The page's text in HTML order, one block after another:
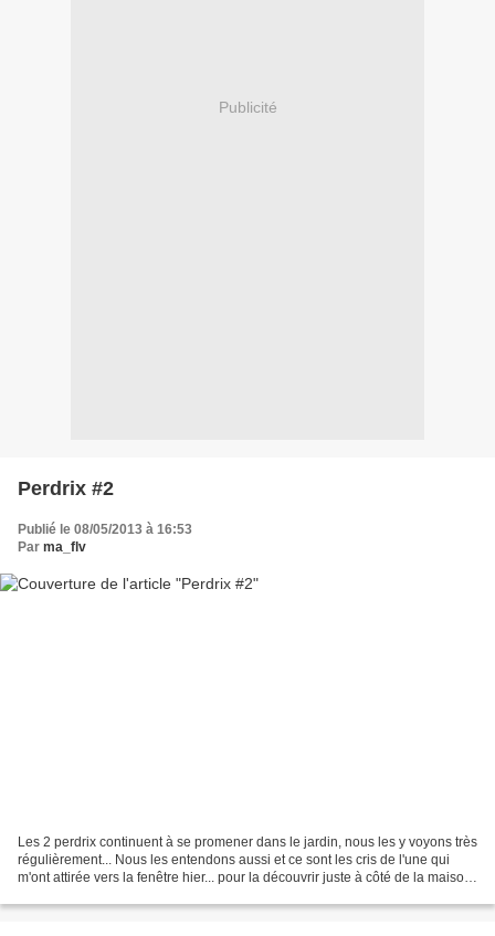
Publicité
Perdrix #2
Publié le 08/05/2013 à 16:53
Par ma_flv
Les 2 perdrix continuent à se promener dans le jardin, nous les y voyons très
régulièrement... Nous les entendons aussi et ce sont les cris de l'une qui
m'ont attirée vers la fenêtre hier... pour la découvrir juste à côté de la maison